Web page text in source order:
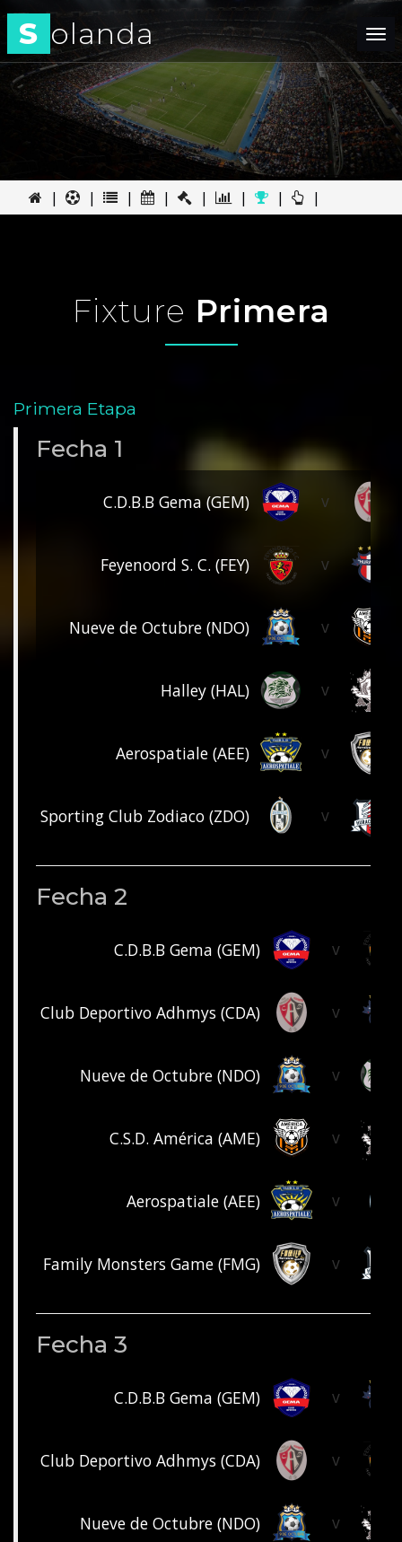
S olanda
| | | | | | | |
Fixture Primera
Primera Etapa
Fecha 1
C.D.B.B Gema (GEM) v
Feyenoord S. C. (FEY) v
Nueve de Octubre (NDO) v
Halley (HAL) v
Aerospatiale (AEE) v
Sporting Club Zodiaco (ZDO) v
Fecha 2
C.D.B.B Gema (GEM) v
Club Deportivo Adhmys (CDA) v
Nueve de Octubre (NDO) v
C.S.D. América (AME) v
Aerospatiale (AEE) v
Family Monsters Game (FMG) v
Fecha 3
C.D.B.B Gema (GEM) v
Club Deportivo Adhmys (CDA) v
Nueve de Octubre (NDO) v